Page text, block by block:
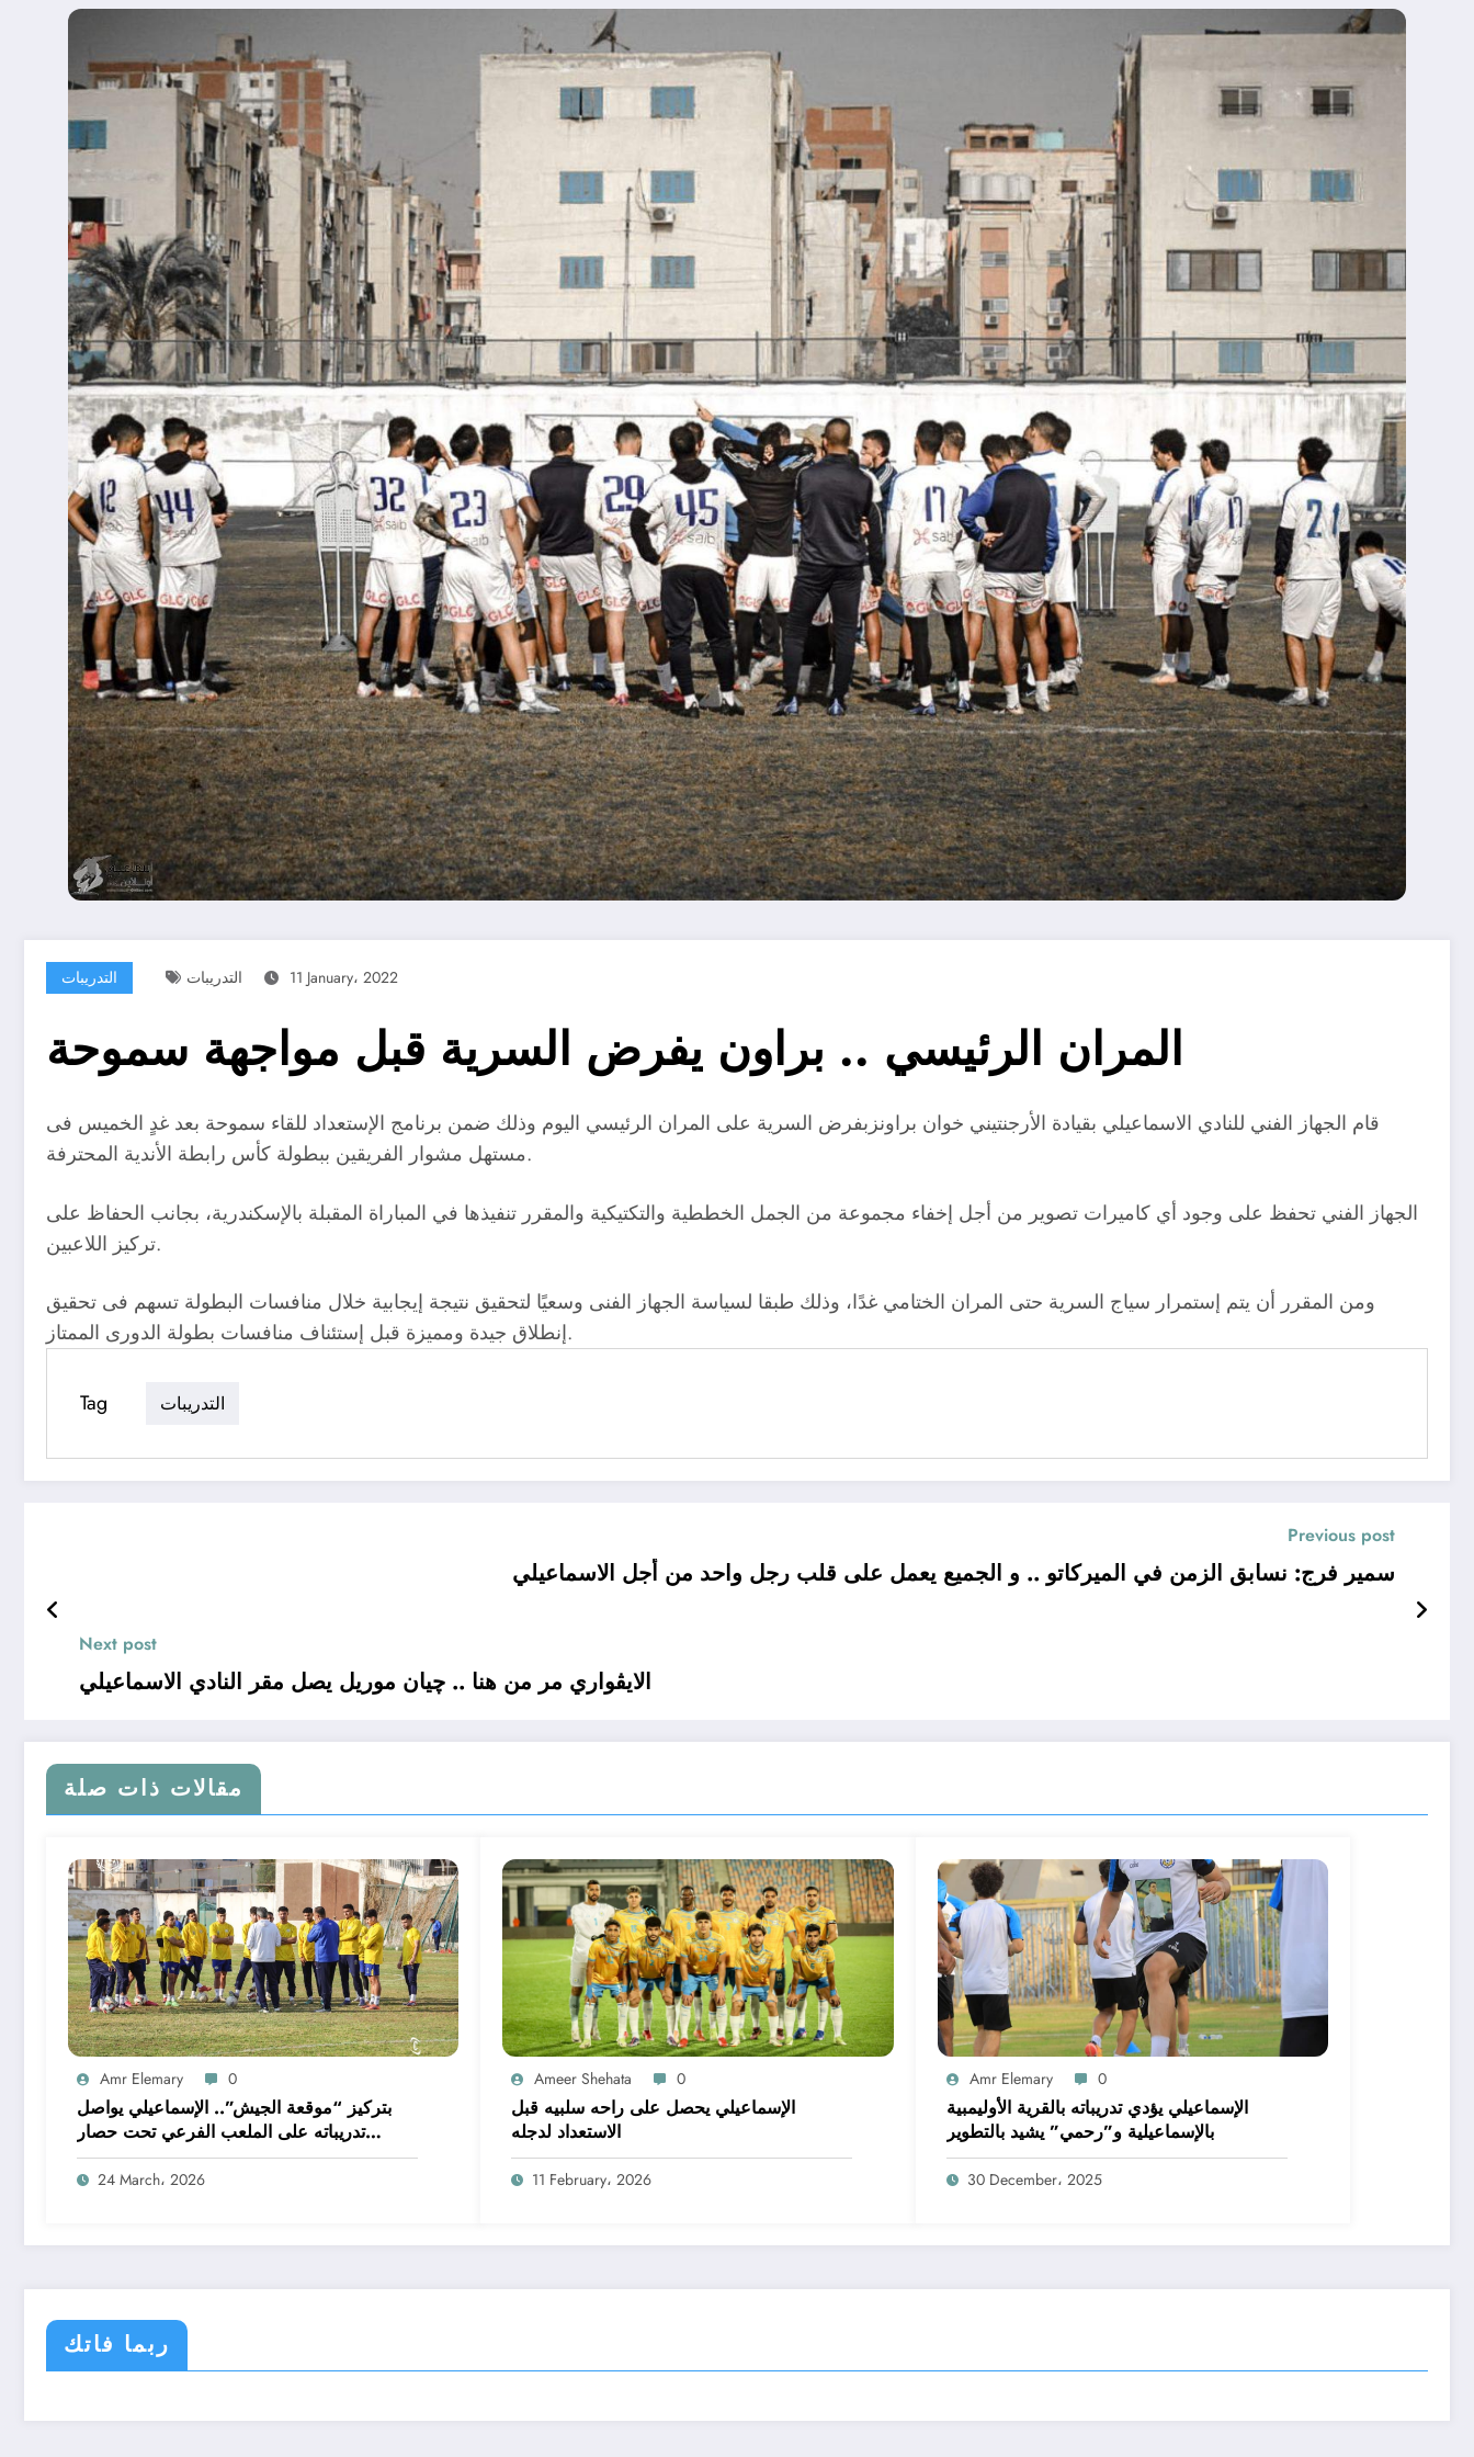
التدريبات التدريبات 11 January، 2022
المران الرئيسي .. براون يفرض السرية قبل مواجهة سموحة
قام الجهاز الفني للنادي الاسماعيلي بقيادة الأرجنتيني خوان براونزبفرض السرية على المران الرئيسي اليوم وذلك ضمن برنامج الإستعداد للقاء سموحة بعد غدٍ الخميس فى
مستهل مشوار الفريقين ببطولة كأس رابطة الأندية المحترفة.
الجهاز الفني تحفظ على وجود أي كاميرات تصوير من أجل إخفاء مجموعة من الجمل الخططية والتكتيكية والمقرر تنفيذها في المباراة المقبلة بالإسكندرية، بجانب الحفاظ على
تركيز اللاعبين.
ومن المقرر أن يتم إستمرار سياج السرية حتى المران الختامي غدًا، وذلك طبقا لسياسة الجهاز الفنى وسعيًا لتحقيق نتيجة إيجابية خلال منافسات البطولة تسهم فى تحقيق
إنطلاق جيدة ومميزة قبل إستئناف منافسات بطولة الدورى الممتاز.
Tag التدريبات
Previous post
سمير فرج: نسابق الزمن في الميركاتو .. و الجميع يعمل على قلب رجل واحد من أجل الاسماعيلي
Next post
الايڤواري مر من هنا .. چيان موريل يصل مقر النادي الاسماعيلي
مقالات ذات صلة
Amr Elemary 0
بتركيز “موقعة الجيش”.. الإسماعيلي يواصل
تدريباته على الملعب الفرعي تحت حصار
الصيانة
24 March، 2026
Ameer Shehata 0
الإسماعيلي يحصل على راحه سلبيه قبل
الاستعداد لدجله
11 February، 2026
Amr Elemary 0
الإسماعيلي يؤدي تدريباته بالقرية الأوليمبية
بالإسماعيلية و”رحمي” يشيد بالتطوير
30 December، 2025
ربما فاتك